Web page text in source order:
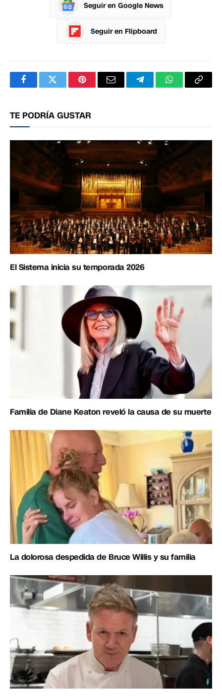
Seguir en Google News
Seguir en Flipboard
FacebookTwitterPinterestCorreoTelegramWhatsApp
TE PODRÍA GUSTAR
El Sistema inicia su temporada 2026
Familia de Diane Keaton reveló la causa de su muerte
La dolorosa despedida de Bruce Willis y su familia